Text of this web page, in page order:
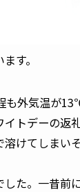
す。
も外気温が
トデーの返
けてしまい
た。一昔前